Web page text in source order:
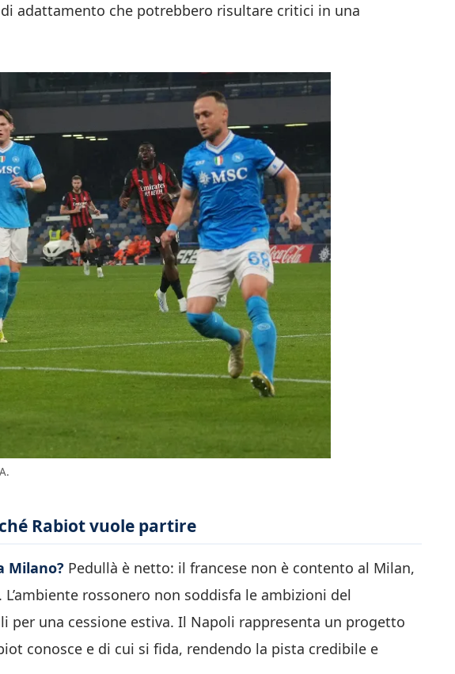
adattamento che potrebbero risultare critici in una
Rabiot vuole partire
Milano? Pedullà è netto: il francese non è contento al Milan,
rossonero non soddisfa le ambizioni del
per una cessione estiva. Il Napoli rappresenta un progetto
conosce e di cui si fida, rendendo la pista credibile e